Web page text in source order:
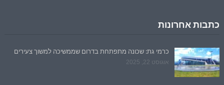
כתבות אחרונות
כרמי גת: שכונה מתפתחת בדרום שממשיכה למשוך צעירים
אוגוסט 22, 2025